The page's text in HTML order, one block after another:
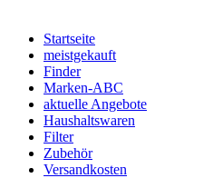
Startseite
meistgekauft
Finder
Marken-ABC
aktuelle Angebote
Haushaltswaren
Filter
Zubehör
Versandkosten